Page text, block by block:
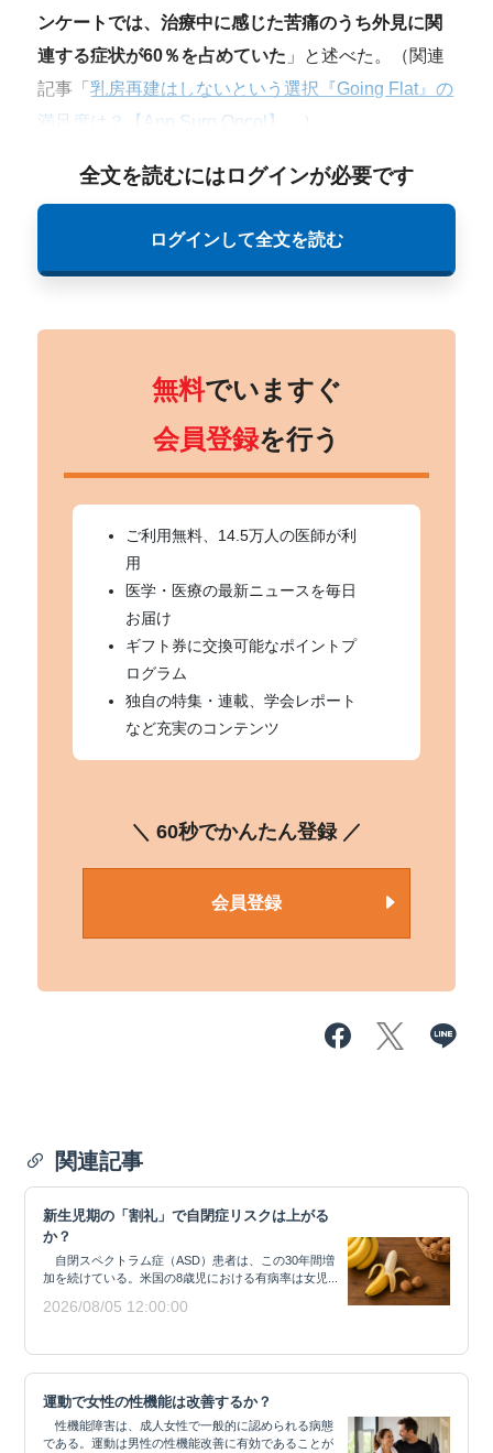
ンケートでは、治療中に感じた苦痛のうち外見に関
連する症状が60％を占めていた 」と述べた。（関連
記事「乳房再建はしないという選択『Going Flat』の
満足度は？【Ann Surg Oncol】
全文を読むにはログインが必要です
ログインして全文を読む
無料でいますぐ
会員登録を行う
ご利用無料、14.5万人の医師が利
用
医学・医療の最新ニュースを毎日
お届け
ギフト券に交換可能なポイントプ
ログラム
独自の特集・連載、学会レポート
など充実のコンテンツ
＼ 60秒でかんたん登録 ／
会員登録
関連記事
新生児期の「割礼」で自閉症リスクは上がる
か？
自閉スペクトラム症（ASD）患者は、この30年間増
加を続けている。米国の8歳児における有病率は女児...
2026/08/05 12:00:00
運動で女性の性機能は改善するか？
性機能障害は、成人女性で一般的に認められる病態
である。運動は男性の性機能改善に有効であることが